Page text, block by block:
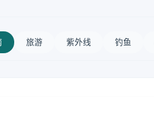
旅游 紫外线 钓鱼